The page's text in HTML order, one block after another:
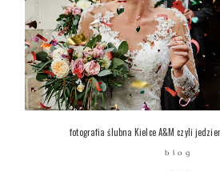
fotografia ślubna Kielce A&M czyli
blog
PORTFOLIO
O MNIE